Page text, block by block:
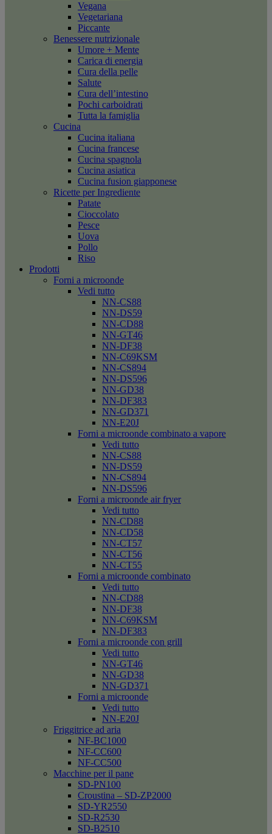
Vegana
Vegetariana
Piccante
Benessere nutrizionale
Umore + Mente
Carica di energia
Cura della pelle
Salute
Cura dell’intestino
Pochi carboidrati
Tutta la famiglia
Cucina
Cucina italiana
Cucina francese
Cucina spagnola
Cucina asiatica
Cucina fusion giapponese
Ricette per Ingrediente
Patate
Cioccolato
Pesce
Uova
Pollo
Riso
Prodotti
Forni a microonde
Vedi tutto
NN-CS88
NN-DS59
NN-CD88
NN-GT46
NN-DF38
NN-C69KSM
NN-CS894
NN-DS596
NN-GD38
NN-DF383
NN-GD371
NN-E20J
Forni a microonde combinato a vapore
Vedi tutto
NN-CS88
NN-DS59
NN-CS894
NN-DS596
Forni a microonde air fryer
Vedi tutto
NN-CD88
NN-CD58
NN-CT57
NN-CT56
NN-CT55
Forni a microonde combinato
Vedi tutto
NN-CD88
NN-DF38
NN-C69KSM
NN-DF383
Forni a microonde con grill
Vedi tutto
NN-GT46
NN-GD38
NN-GD371
Forni a microonde
Vedi tutto
NN-E20J
Friggitrice ad aria
NF-BC1000
NF-CC600
NF-CC500
Macchine per il pane
SD-PN100
Croustina – SD-ZP2000
SD-YR2550
SD-R2530
SD-B2510